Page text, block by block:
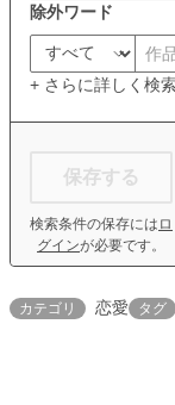
除外ワード
+ さらに詳しく検
保存する
検索条件の保存には ロ
グインが必要です。
カテゴリ 恋愛 タグ